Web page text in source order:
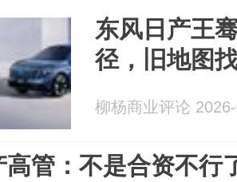
东风日产王
径，旧地图
柳杨商业评论
高管：不是合资不行